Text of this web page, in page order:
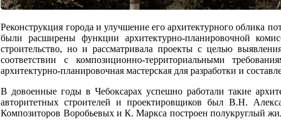
Реконструкция города и улучшение его архитектурного облика
были расширены функции архитектурно-планировочной
строительство, но и рассматривала проекты с целью
соответствии с композиционно-территориальными
архитектурно-планировочная мастерская для разработки и
В довоенные годы в Чебоксарах успешно работали такие
авторитетных строителей и проектировщиков был В.Н.
Композиторов Воробьевых и К. Маркса построен полукруглый